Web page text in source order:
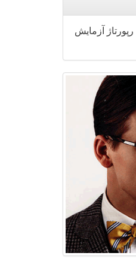
رپورتاژ
آزمایش